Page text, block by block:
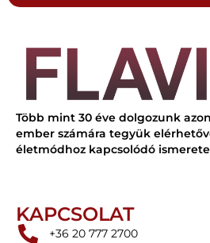
Több mint 30 éve dolgozunk
ember számára tegyük
életmódhoz kapcsolódó
KAPCSOLAT
+36 20 777 2700